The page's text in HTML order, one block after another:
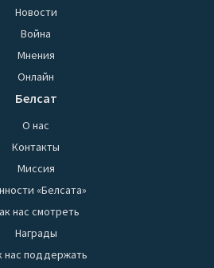
Новости
Война
Мнения
Онлайн
Белсат
О нас
Контакты
Миссия
«Белсата»
нас смотреть
Награды
нас поддержать